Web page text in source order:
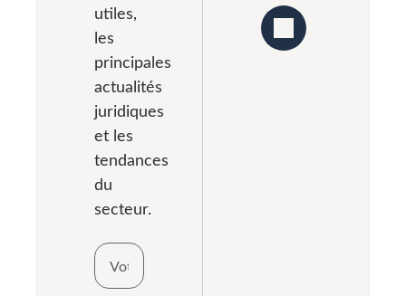
utiles,
les
principales
actualités
juridiques
et les
tendances
du
secteur.